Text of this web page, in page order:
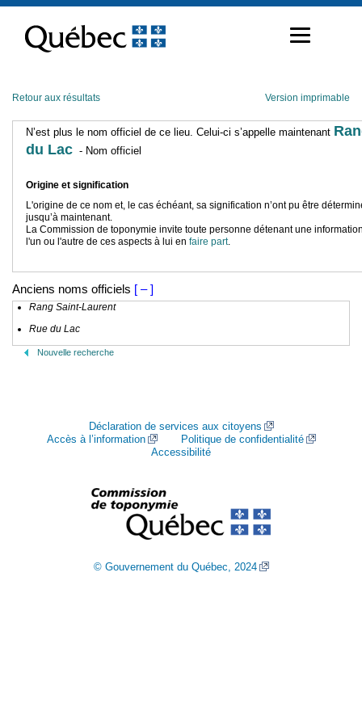
contenu
Retour aux résultats Version imprimable
N’est plus le nom officiel de ce lieu. Celui-ci s’appelle maintenant
du Lac - Nom officiel
Origine et signification
L'origine de ce nom et, le cas échéant, sa signification n’ont pu être
jusqu’à maintenant.
La Commission de toponymie invite toute personne détenant une
l'un ou l'autre de ces aspects à lui en faire part.
Anciens noms officiels [ – ]
Rang Saint-Laurent
Rue du Lac
Nouvelle recherche
Déclaration de services aux citoyens
Accès à l’information
Politique de confidentialité
Accessibilité
© Gouvernement du Québec, 2024